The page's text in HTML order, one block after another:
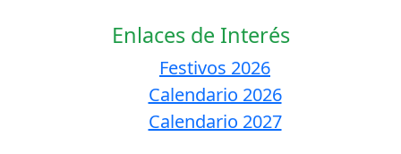
Enlaces de Interés
Festivos 2026
Calendario 2026
Calendario 2027